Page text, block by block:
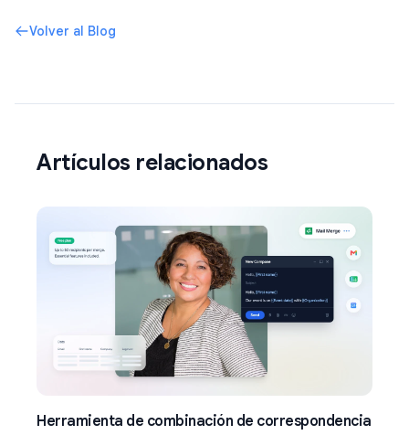
Volver al Blog
Artículos relacionados
Herramienta de combinación de correspondencia